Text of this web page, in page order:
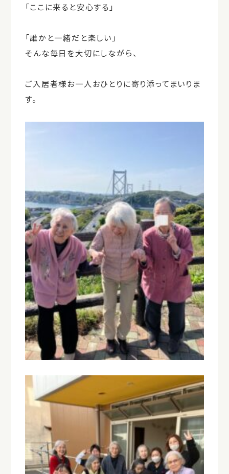
「ここに来ると安心する」
「誰かと一緒だと楽しい」
そんな毎日を大切にしながら、
ご入居者様お一人おひとりに寄り添ってまいりま
す。